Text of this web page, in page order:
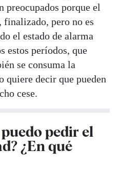
preocupados porque el
finalizado, pero no es
el estado de alarma
estos períodos, que
se consuma la
quiere decir que pueden
cese.
pedir el
¿En qué